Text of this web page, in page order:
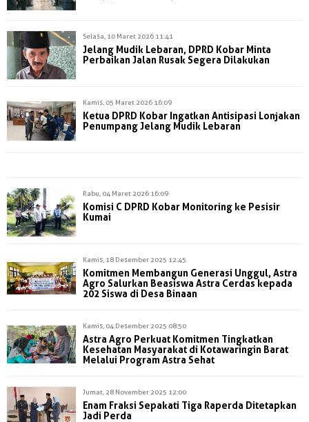
Selasa, 10 Maret 2026 11:41
Jelang Mudik Lebaran, DPRD Kobar Minta
Perbaikan Jalan Rusak Segera Dilakukan
Kamis, 05 Maret 2026 16:09
Ketua DPRD Kobar Ingatkan Antisipasi Lonjakan
Penumpang Jelang Mudik Lebaran
Rabu, 04 Maret 2026 16:09
Komisi C DPRD Kobar Monitoring ke Pesisir
Kumai
Kamis, 18 Desember 2025 12:45
Komitmen Membangun Generasi Unggul, Astra
Agro Salurkan Beasiswa Astra Cerdas kepada
202 Siswa di Desa Binaan
Kamis, 04 Desember 2025 08:50
Astra Agro Perkuat Komitmen Tingkatkan
Kesehatan Masyarakat di Kotawaringin Barat
Melalui Program Astra Sehat
Jumat, 28 November 2025 12:00
Enam Fraksi Sepakati Tiga Raperda Ditetapkan
Jadi Perda